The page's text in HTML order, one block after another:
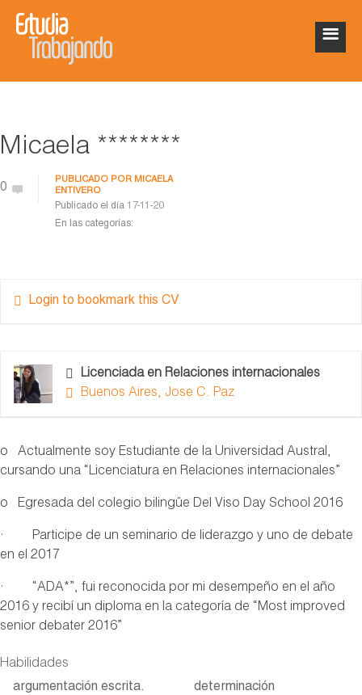
Micaela ********
0
PUBLICADO POR MICAELA
ENTIVERO
Publicado el día 17-11-20
En las categorías:
Login to bookmark this CV
Licenciada en Relaciones internacionales
Buenos Aires, Jose C. Paz
o Actualmente soy Estudiante de la Universidad Austral,
cursando una “Licenciatura en Relaciones internacionales”
o Egresada del colegio bilingüe Del Viso Day School 2016
· Participe de un seminario de liderazgo y uno de debate
en el 2017
· “ADA*”, fui reconocida por mi desempeño en el año
2016 y recibí un diploma en la categoría de “Most improved
senior debater 2016”
Habilidades
argumentación escrita.
determinación